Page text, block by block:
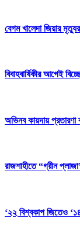
বেগম খালেদা জিয়ার
বিবাহবার্ষিকীর আগেই
অভিনব কায়দায় প্রতারণা
রাজশাহীতে “গ্রীন
‘২২ বিশ্বকাপ জিতেও